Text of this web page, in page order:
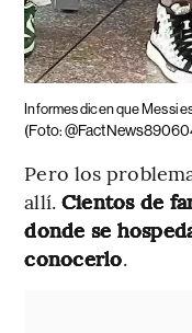
Informes dicen que Messi
(Foto:
Pero los
allí. Cientos de
donde se
conocerlo.